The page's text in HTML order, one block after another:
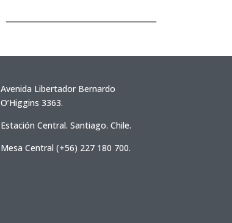
Avenida Libertador Bernardo
O’Higgins 3363.
Estación Central. Santiago. Chile.
Mesa Central (+56) 227 180 700.